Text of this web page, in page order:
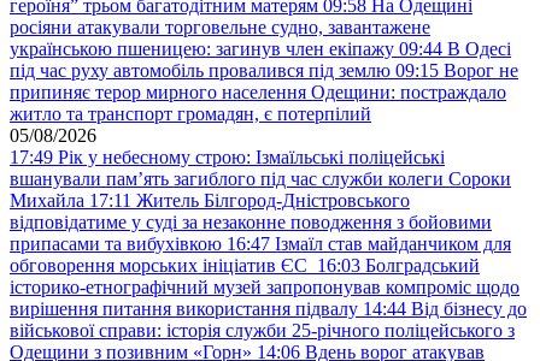
героїня” трьом багатодітним матерям 09:58 На Одещині
росіяни атакували торговельне судно, завантажене
українською пшеницею: загинув член екіпажу 09:44 В Одесі
під час руху автомобіль провалився під землю 09:15 Ворог не
припиняє терор мирного населення Одещини: постраждало
житло та транспорт громадян, є потерпілий
05/08/2026
17:49 Рік у небесному строю: Ізмаїльські поліцейські
вшанували пам’ять загиблого під час служби колеги Сороки
Михайла 17:11 Житель Білгород-Дністровського
відповідатиме у суді за незаконне поводження з бойовими
припасами та вибухівкою 16:47 Ізмаїл став майданчиком для
обговорення морських ініціатив ЄС 16:03 Болградський
історико-етнографічний музей запропонував компроміс щодо
вирішення питання використання підвалу 14:44 Від бізнесу до
військової справи: історія служби 25-річного поліцейського з
Одещини з позивним «Горн» 14:06 Вдень ворог атакував